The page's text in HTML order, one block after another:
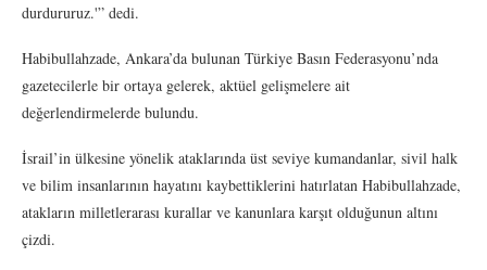
durdururuz.'” dedi.
Habibullahzade, Ankara’da bulunan Türkiye Basın Federasyonu’nda
gazetecilerle bir ortaya gelerek, aktüel gelişmelere ait
değerlendirmelerde bulundu.
İsrail’in ülkesine yönelik ataklarında üst seviye kumandanlar, sivil halk
ve bilim insanlarının hayatını kaybettiklerini hatırlatan Habibullahzade,
atakların milletlerarası kurallar ve kanunlara karşıt olduğunun altını
çizdi.